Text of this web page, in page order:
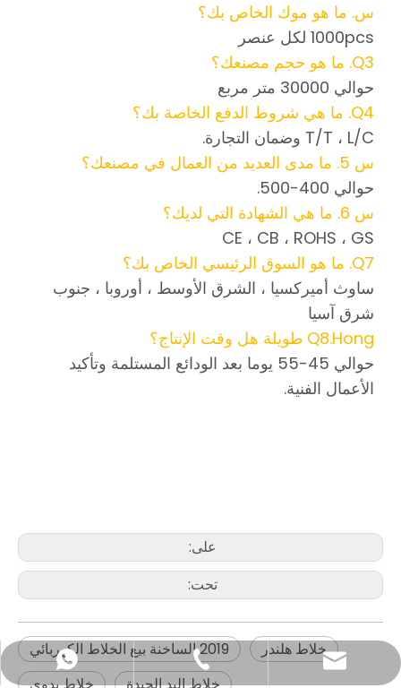
س. ما هو موك الخاص بك؟
1000pcs لكل عنصر
Q3. ما هو حجم مصنعك؟
حوالي 30000 متر مربع
Q4. ما هي شروط الدفع الخاصة بك؟
T/T ، L/C وضمان التجارة.
س 5. ما مدى العديد من العمال في مصنعك؟
حوالي 400-500.
س 6. ما هي الشهادة التي لديك؟
CE ، CB ، ROHS ، GS
Q7. ما هو السوق الرئيسي الخاص بك؟
ساوث أميركسيا ، الشرق الأوسط ، أوروبا ، جنوب
شرق آسيا
Q8.Hong طويلة هل وقت الإنتاج؟
حوالي 45-55 يوما بعد الودائع المستلمة وتأكيد
الأعمال الفنية.
على:
تحت:
2019 الساخنة بيع الخلاط الكهربائي
خلاط هلندر
katy@jmhomemaster.com
+86-750-3318790
WhatsApp